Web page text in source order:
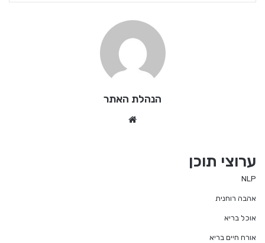
הנהלת האתר
ערוצי תוכן
NLP
אהבה רוחנית
אוכל בריא
אורח חיים בריא